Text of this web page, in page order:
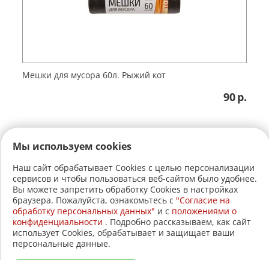
Мешки для мусора 60л. Рыжий кот
90р.
+7 (3822)22-17-60
+7 (3822)21-30-30
2005-2026 © АвтоСтройЛавка.
Меню
Мы используем cookies
Наш сайт обрабатывает Cookies с целью персонализации
сервисов и чтобы пользоваться веб-сайтом было удобнее.
Вы можете запретить обработку Cookies в настройках
браузера. Пожалуйста, ознакомьтесь с "Согласие на
обработку персональных данных" и c положениями о
конфиденциальности . Подробно рассказываем, как сайт
использует Cookies, обрабатывает и защищает ваши
персональные данные.